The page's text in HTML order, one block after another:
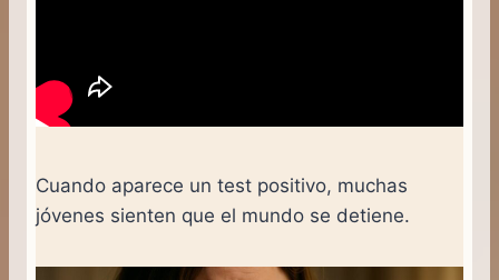
Cuando aparece un test positivo, muchas
jóvenes sienten que el mundo se detiene.